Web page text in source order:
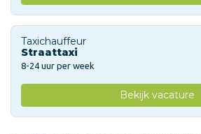
Taxichauffeur
Straattaxi
8-24 uur per week
Bekijk vacature